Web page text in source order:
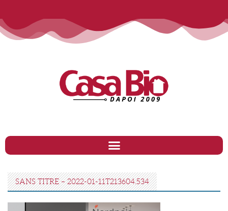
SANS TITRE – 2022-01-11T213604.534